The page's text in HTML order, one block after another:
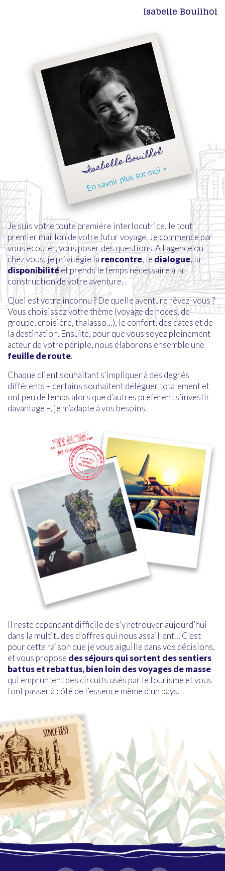
Isabelle Bouilhol
Je suis votre toute première interlocutrice, le tout
premier maillon de votre futur voyage. Je commence par
vous écouter, vous poser des questions. A l’agence ou
chez vous, je privilégie la rencontre, ledialogue, la
disponibilitéet prends le temps nécessaire à la
construction de votre aventure.
Quel est votre inconnu ? De quelle aventure rêvez-vous ?
Vous choisissez votre thème (voyage de noces, de
groupe, croisière, thalasso…), le confort, des dates et de
la destination. Ensuite, pour que vous soyez pleinement
acteur de votre périple, nous élaborons ensemble une
feuille de route.
Chaque client souhaitant s’impliquer à des degrés
différents – certains souhaitent déléguer totalement et
ont peu de temps alors que d’autres préfèrent s’investir
davantage –, je m’adapte à vos besoins.
Il reste cependant difficile de s’y retrouver aujourd’hui
dans la multitudes d’offres qui nous assaillent… C’est
pour cette raison que je vous aiguille dans vos décisions,
et vous propose des séjours qui sortent des sentiers
battus et rebattus, bien loin des voyages de masse
qui empruntent des circuits usés par le tourisme et vous
font passer à côté de l’essence même d’un pays.